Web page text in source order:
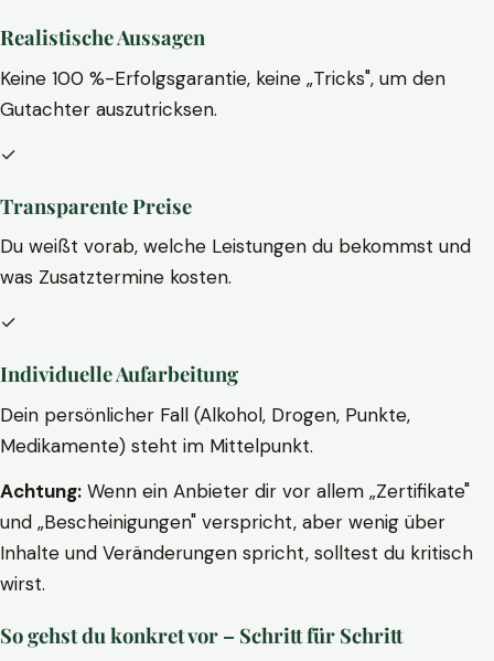
Realistische Aussagen
Keine 100 %-Erfolgsgarantie, keine „Tricks", um den
Gutachter auszutricksen.
✓
Transparente Preise
Du weißt vorab, welche Leistungen du bekommst und
was Zusatztermine kosten.
✓
Individuelle Aufarbeitung
Dein persönlicher Fall (Alkohol, Drogen, Punkte,
Medikamente) steht im Mittelpunkt.
Achtung: Wenn ein Anbieter dir vor allem „Zertifikate"
und „Bescheinigungen" verspricht, aber wenig über
Inhalte und Veränderungen spricht, solltest du kritisch
wirst.
So gehst du konkret vor – Schritt für Schritt